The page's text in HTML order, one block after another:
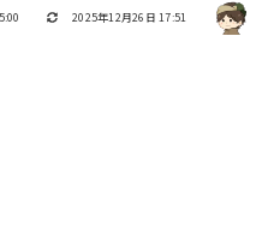
更新日
2025年12月26日 17:51 著者